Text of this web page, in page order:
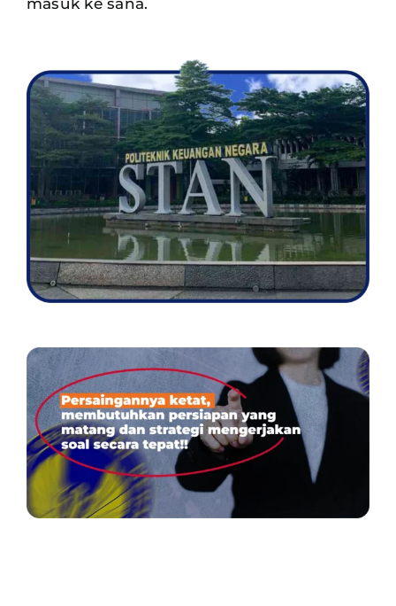
masuk ke sana.